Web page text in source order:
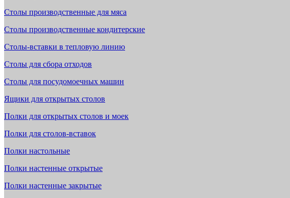
Столы производственные для мяса
Столы производственные кондитерские
Столы-вставки в тепловую линию
Столы для сбора отходов
Столы для посудомоечных машин
Ящики для открытых столов
Полки для открытых столов и моек
Полки для столов-вставок
Полки настольные
Полки настенные открытые
Полки настенные закрытые